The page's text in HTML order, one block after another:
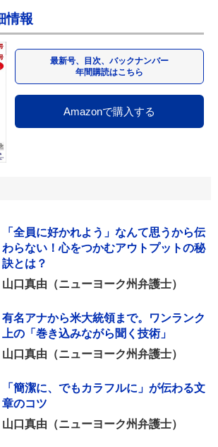
情報
最新号、目次、バックナンバー
年間購読はこちら
Amazonで購入する
「全員に好かれよう」なんて思うから伝
わらない！心をつかむアウトプットの秘
訣とは？
山口真由（ニューヨーク州弁護士）
有名アナから米大統領まで。ワンランク
上の「巻き込みながら聞く技術」
山口真由（ニューヨーク州弁護士）
「簡潔に、でもカラフルに」が伝わる文
章のコツ
山口真由（ニューヨーク州弁護士）